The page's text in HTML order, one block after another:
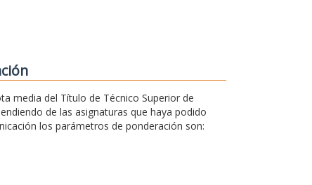
media del Título de Técnico Superior de
de las asignaturas que haya podido
los parámetros de ponderación son: